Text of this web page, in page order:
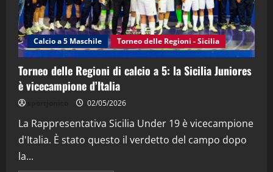
5
"SportEmpire" in Podcast
“SportEmpire” in Podcast: 26^ Puntata
(Martedi 07 Aprile 2026)
08/04/2026
Calcio a 5 Maschile Torneo delle Regioni - Sicilia
Torneo delle Regioni di calcio a 5: la Sicilia Juniores
è vicecampione d’Italia
02/05/2026
La Rappresentativa Sicilia Under 19 è vicecampione
d'Italia. È stato questo il verdetto del campo dopo
la...